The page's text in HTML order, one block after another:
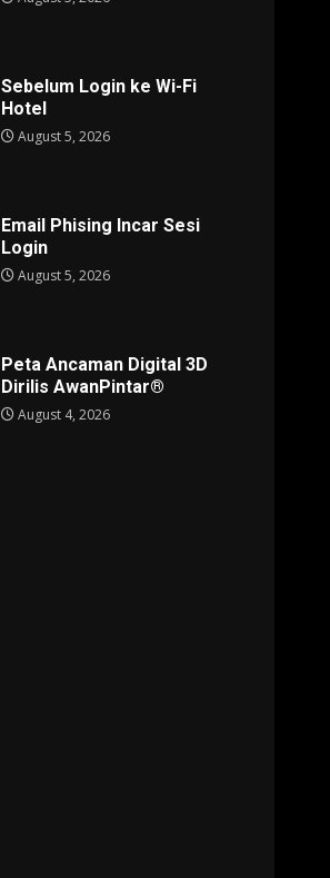
Sebelum Login ke Wi-Fi
Hotel
August 5, 2026
Email Phising Incar Sesi
Login
August 5, 2026
Peta Ancaman Digital 3D
Dirilis AwanPintar®
August 4, 2026